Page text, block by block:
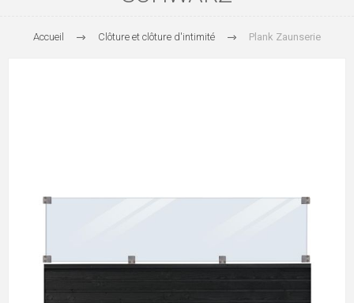
Accueil Clôture et clôture d'intimité Plank Zaunserie